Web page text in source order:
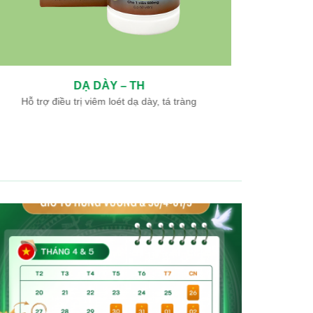
NGƯU GIÁC LINH – TH
Hỗ trợ điều trị nhồi máu não, nhồi máu cơ tim